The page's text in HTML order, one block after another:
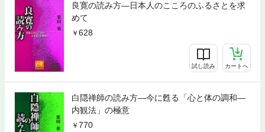
良寛の読み方—日本人のこころのふるさとを求
めて
628
試し読み カートへ
白隠禅師の読み方—今に甦る「心と体の調和—
内観法」の極意
770